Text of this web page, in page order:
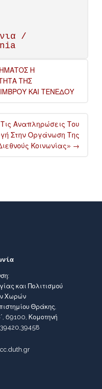
/
Η
ΤΗΣ
ΚΑΙ ΤΕΝΕΔΟΥ
Αναπληρώσεις Του
Στην Οργάνωση Της
Κοινωνίας» →
και Πολιτισμού
Χωρών
Θράκης,
69100, Κομοτηνή